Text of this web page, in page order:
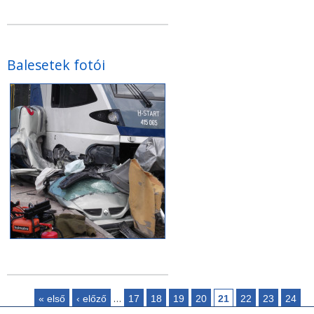
Balesetek fotói
« első ‹ előző … 17 18 19 20 21 22 23 24